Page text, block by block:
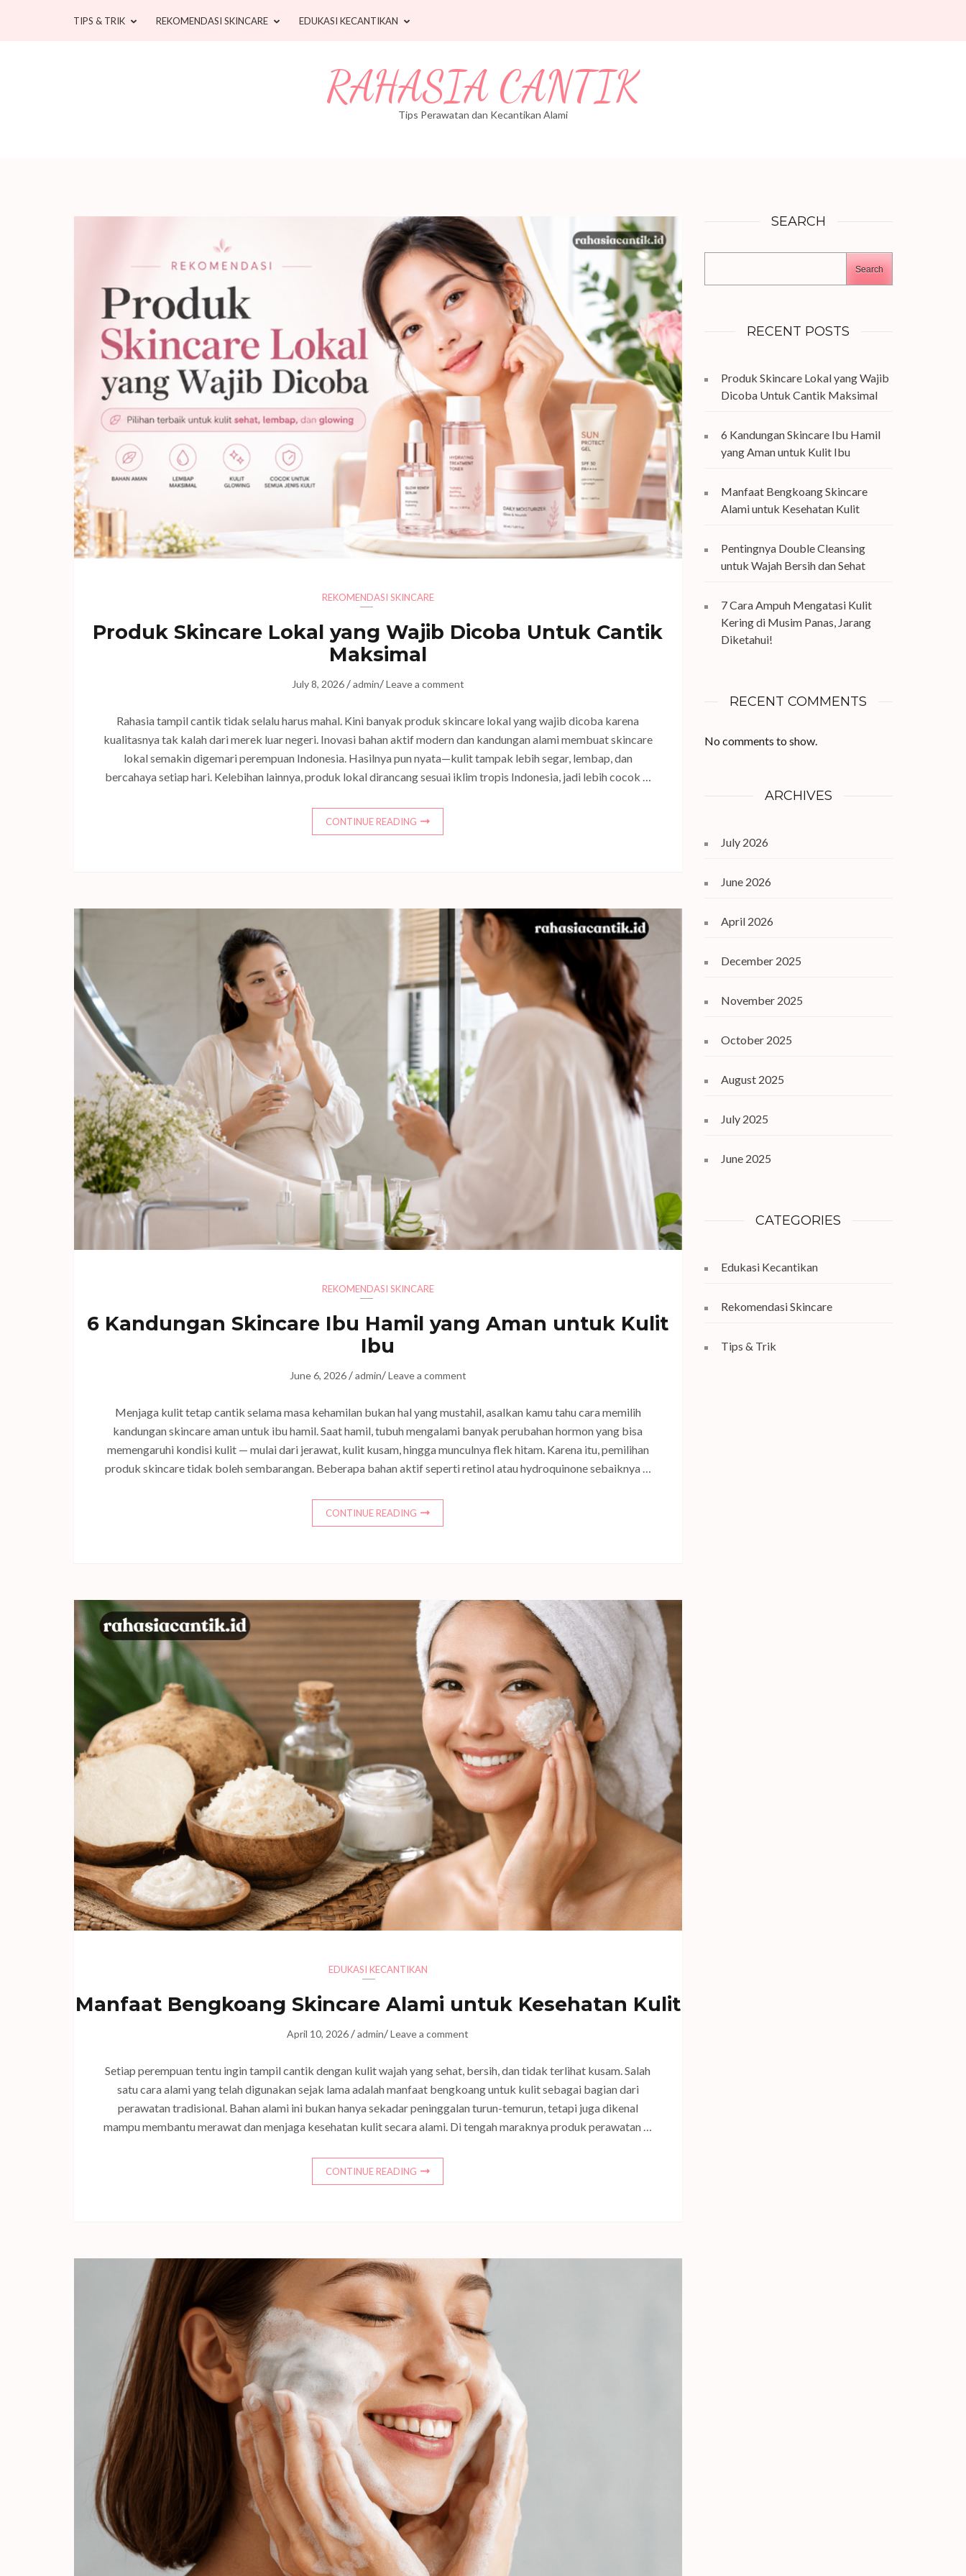
TIPS & TRIK REKOMENDASI SKINCARE EDUKASI KECANTIKAN
RAHASIA CANTIK
Tips Perawatan dan Kecantikan Alami
REKOMENDASI SKINCARE
Produk Skincare Lokal yang Wajib Dicoba Untuk Cantik
Maksimal
July 8, 2026/admin/Leave a comment
Rahasia tampil cantik tidak selalu harus mahal. Kini banyak produk skincare lokal yang wajib dicoba karena
kualitasnya tak kalah dari merek luar negeri. Inovasi bahan aktif modern dan kandungan alami membuat skincare
lokal semakin digemari perempuan Indonesia. Hasilnya pun nyata—kulit tampak lebih segar, lembap, dan
bercahaya setiap hari. Kelebihan lainnya, produk lokal dirancang sesuai iklim tropis Indonesia, jadi lebih cocok …
CONTINUE READING
REKOMENDASI SKINCARE
6 Kandungan Skincare Ibu Hamil yang Aman untuk Kulit
Ibu
June 6, 2026/admin/Leave a comment
Menjaga kulit tetap cantik selama masa kehamilan bukan hal yang mustahil, asalkan kamu tahu cara memilih
kandungan skincare aman untuk ibu hamil. Saat hamil, tubuh mengalami banyak perubahan hormon yang bisa
memengaruhi kondisi kulit — mulai dari jerawat, kulit kusam, hingga munculnya flek hitam. Karena itu, pemilihan
produk skincare tidak boleh sembarangan. Beberapa bahan aktif seperti retinol atau hydroquinone sebaiknya …
CONTINUE READING
EDUKASI KECANTIKAN
Manfaat Bengkoang Skincare Alami untuk Kesehatan Kulit
April 10, 2026 /admin/Leave a comment
Setiap perempuan tentu ingin tampil cantik dengan kulit wajah yang sehat, bersih, dan tidak terlihat kusam. Salah
satu cara alami yang telah digunakan sejak lama adalah manfaat bengkoang untuk kulit sebagai bagian dari
perawatan tradisional. Bahan alami ini bukan hanya sekadar peninggalan turun-temurun, tetapi juga dikenal
mampu membantu merawat dan menjaga kesehatan kulit secara alami. Di tengah maraknya produk perawatan …
CONTINUE READING
SEARCH
Search
RECENT POSTS
Produk Skincare Lokal yang Wajib
Dicoba Untuk Cantik Maksimal
6 Kandungan Skincare Ibu Hamil
yang Aman untuk Kulit Ibu
Manfaat Bengkoang Skincare
Alami untuk Kesehatan Kulit
Pentingnya Double Cleansing
untuk Wajah Bersih dan Sehat
7 Cara Ampuh Mengatasi Kulit
Kering di Musim Panas, Jarang
Diketahui!
RECENT COMMENTS
No comments to show.
ARCHIVES
July 2026
June 2026
April 2026
December 2025
November 2025
October 2025
August 2025
July 2025
June 2025
CATEGORIES
Edukasi Kecantikan
Rekomendasi Skincare
Tips & Trik